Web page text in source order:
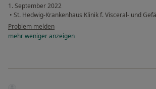
1. September 2022
• St. Hedwig-Krankenhaus Klinik f. Visceral- und
Problem melden
mehrwenigeranzeigen